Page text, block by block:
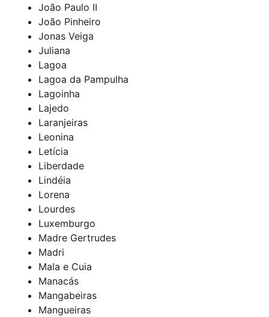
João Paulo II
João Pinheiro
Jonas Veiga
Juliana
Lagoa
Lagoa da Pampulha
Lagoinha
Lajedo
Laranjeiras
Leonina
Letícia
Liberdade
Lindéia
Lorena
Lourdes
Luxemburgo
Madre Gertrudes
Madri
Mala e Cuia
Manacás
Mangabeiras
Mangueiras